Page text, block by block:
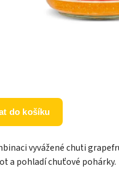
do košíku
vyvážené chuti
a pohladí chuťové pohárky.